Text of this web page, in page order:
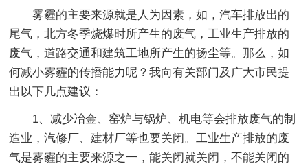
雾霾的主要来源就是人为因素，如，汽车排放出的
尾气，北方冬季烧煤时所产生的废气，工业生产排放的
废气，道路交通和建筑工地所产生的扬尘等。那么，如
何减小雾霾的传播能力呢？我向有关部门及广大市民提
出以下几点建议：
1、减少冶金、窑炉与锅炉、机电等会排放废气的制
造业，汽修厂、建材厂等也要关闭。工业生产排放的废
气是雾霾的主要来源之一，能关闭就关闭，不能关闭的